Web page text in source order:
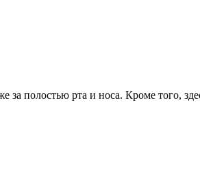
за полостью рта и носа. Кроме того,